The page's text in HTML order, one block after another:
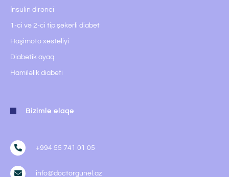
İnsulin dirənci
1-ci və 2-ci tip şəkərli diabet
Haşimoto xəstəliyi
Diabetik ayaq
Hamiləlik diabeti
Bizimlə əlaqə
+994 55 741 01 05
info@doctorgunel.az